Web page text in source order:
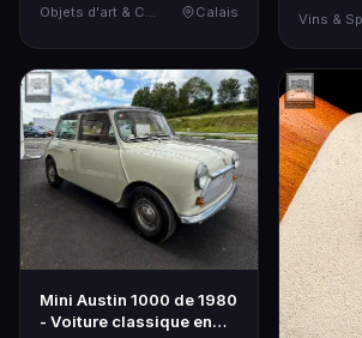
Calais
Vins &
Mini Austin 1000 de 1980
- Voiture classique en